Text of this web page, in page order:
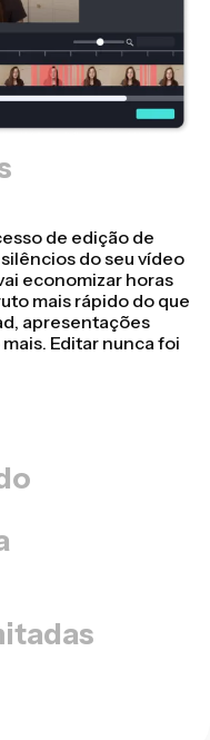
e deixe-os mais
apenas alguns
vídeo e ajustá-lo
outra plataforma,
Twitter, Linkedin